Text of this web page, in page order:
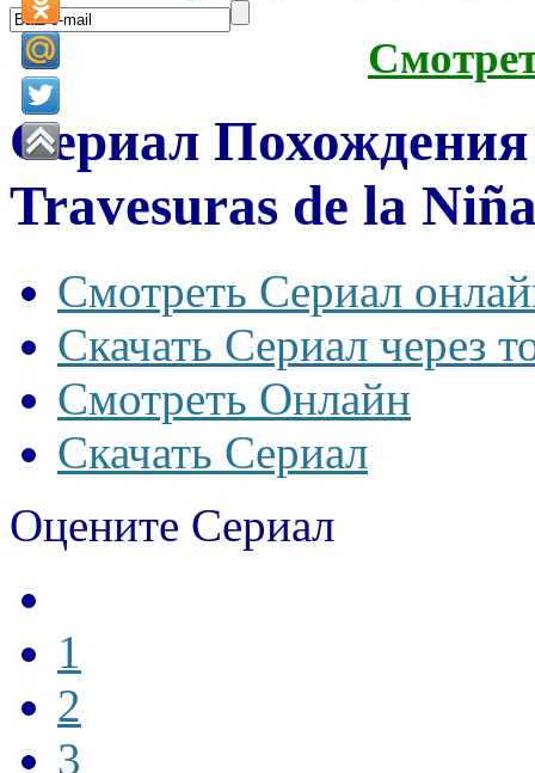
Сериал
Travesuras de la
Смотреть Сериал
Скачать Сериал через
Смотреть Онлайн
Скачать Сериал
Оцените Сериал
1
2
3